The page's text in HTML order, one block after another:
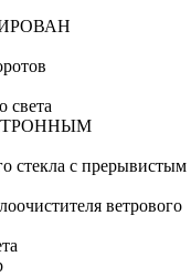
света
стекла с прерывистым
ветрового